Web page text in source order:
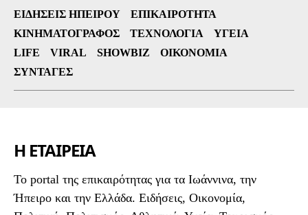
ΕΙΔΉΣΕΙΣ ΗΠΕΊΡΟΥ
ΕΠΙΚΑΙΡΌΤΗΤΑ
ΚΙΝΗΜΑΤΟΓΡΆΦΟΣ
ΤΕΧΝΟΛΟΓΊΑ
ΥΓΕΊΑ
LIFE
VIRAL SHOWBIZ
ΟΙΚΟΝΟΜΊΑ
ΣΥΝΤΑΓΈΣ
Η ΕΤΑΙΡΕΙΑ
To portal της επικαιρότητας για τα Ιωάννινα, την
Ήπειρο και την Ελλάδα. Ειδήσεις, Οικονομία,